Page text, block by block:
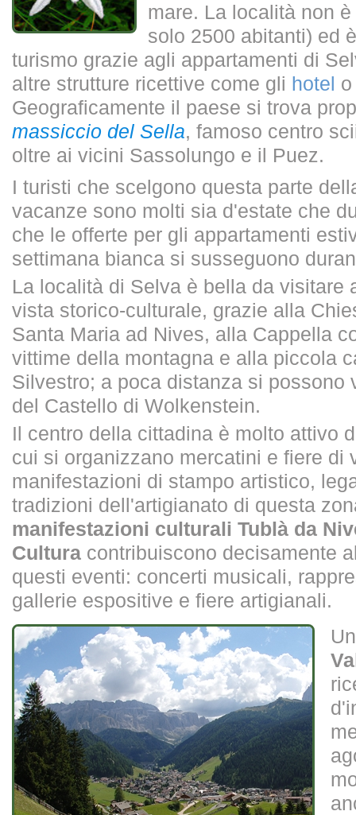
mare. La località non
solo 2500 abitanti) ed
turismo grazie agli appartamenti di
altre strutture ricettive come gli hotel
Geograficamente il paese si trova
massiccio del Sella, famoso centro
oltre ai vicini Sassolungo e il Puez.
I turisti che scelgono questa parte
vacanze sono molti sia d'estate che
che le offerte per gli appartamenti
settimana bianca si susseguono
La località di Selva è bella da visitare
vista storico-culturale, grazie alla
Santa Maria ad Nives, alla Cappella
vittime della montagna e alla piccola
Silvestro; a poca distanza si possono
del Castello di Wolkenstein.
Il centro della cittadina è molto attivo
cui si organizzano mercatini e fiere di
manifestazioni di stampo artistico,
tradizioni dell'artigianato di questa
manifestazioni culturali Tublà da
Cultura contribuiscono decisamente
questi eventi: concerti musicali,
gallerie espositive e fiere artigianali.